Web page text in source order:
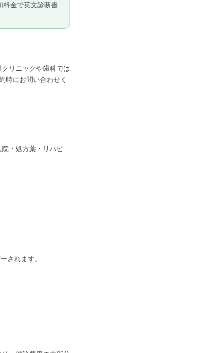
料金で英文診断書
リニックや歯科では
時にお問い合わせく
・処方薬・リハビ
されます。